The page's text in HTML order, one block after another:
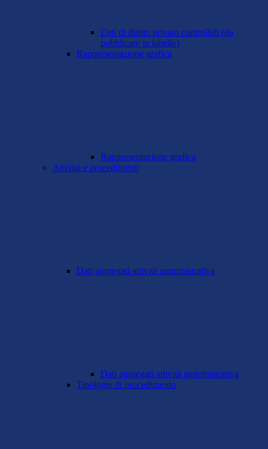
Enti di diritto privato controllati (da
pubblicare in tabelle)
Rappresentazione grafica
Rappresentazione grafica
Attività e procedimenti
Dati aggregati attività amministrativa
Dati aggregati attività amministrativa
Tipologie di procedimento